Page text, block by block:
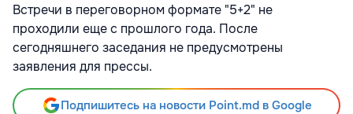
Встречи в переговорном формате "5+2" не
проходили еще с прошлого года. После
сегодняшнего заседания не предусмотрены
заявления для прессы.
Подпишитесь на новости Point.md в Google